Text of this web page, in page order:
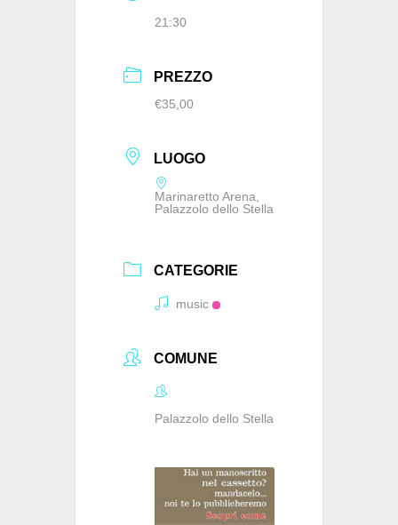
21:30
PREZZO
€35,00
LUOGO
Marinaretto Arena,
Palazzolo dello Stella
CATEGORIE
music
COMUNE
Palazzolo dello Stella